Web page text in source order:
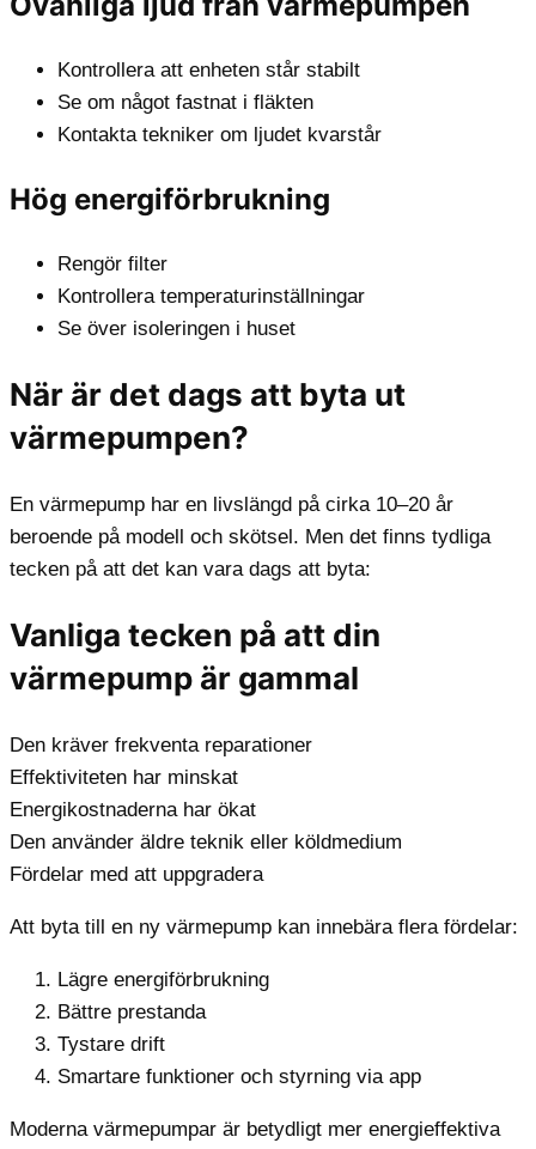
Kontrollera att enheten står stabilt
Se om något fastnat i fläkten
Kontakta tekniker om ljudet kvarstår
Hög energiförbrukning
Rengör filter
Kontrollera temperaturinställningar
Se över isoleringen i huset
När är det dags att byta ut
värmepumpen?
En värmepump har en livslängd på cirka 10–20 år
beroende på modell och skötsel. Men det finns tydliga
tecken på att det kan vara dags att byta:
Vanliga tecken på att din
värmepump är gammal
Den kräver frekventa reparationer
Effektiviteten har minskat
Energikostnaderna har ökat
Den använder äldre teknik eller köldmedium
Fördelar med att uppgradera
Att byta till en ny värmepump kan innebära flera fördelar:
Lägre energiförbrukning
Bättre prestanda
Tystare drift
Smartare funktioner och styrning via app
Moderna värmepumpar är betydligt mer energieffektiva